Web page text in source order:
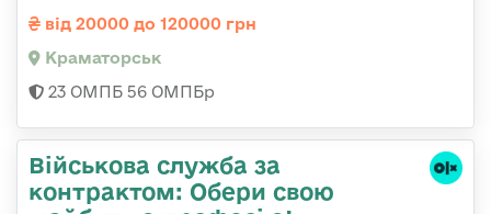
від 20000 до 120000 грн
Краматорськ
23 ОМПБ 56 ОМПБр
Військова служба за
контрактом: Обери свою